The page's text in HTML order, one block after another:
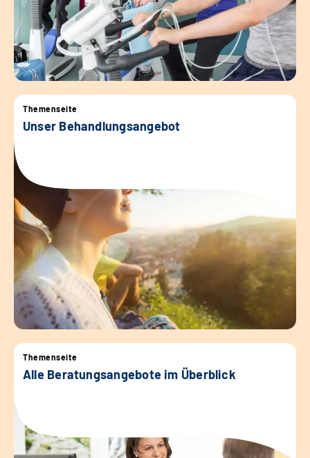
Themenseite
Unser Behandlungsangebot
Themenseite
Alle Beratungsangebote im Überblick